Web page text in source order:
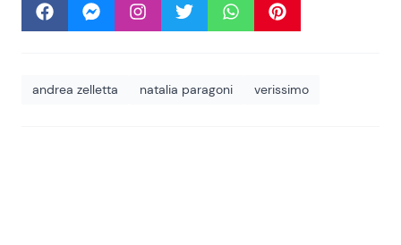
andrea zelletta natalia paragoni verissimo